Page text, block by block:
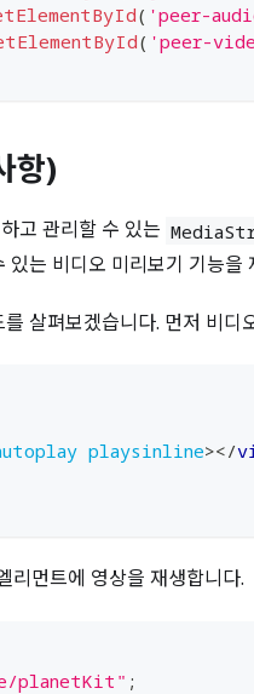
( 'peer-
( 'peer-
항)
고 관리할 수 있는
는 비디오 미리보기 기능을
살펴보겠습니다. 먼저 비
playsinline></
먼트에 영상을 재생합니다.
planetKit" ;